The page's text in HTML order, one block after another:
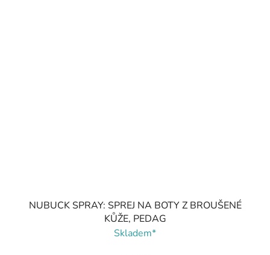
NUBUCK SPRAY: SPREJ NA BOTY Z BROUŠENÉ
KŮŽE, PEDAG
Skladem*